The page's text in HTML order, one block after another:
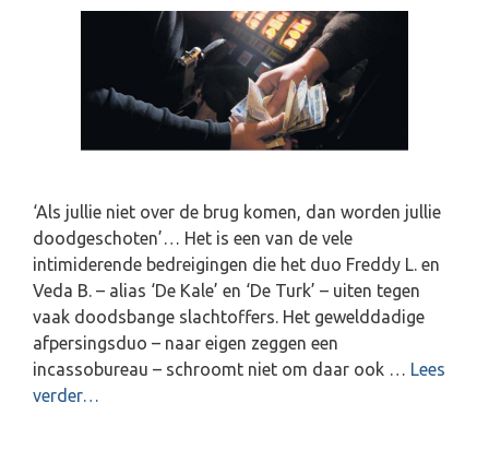
‘Als jullie niet over de brug komen, dan worden jullie
doodgeschoten’… Het is een van de vele
intimiderende bedreigingen die het duo Freddy L. en
Veda B. – alias ‘De Kale’ en ‘De Turk’ – uiten tegen
vaak doodsbange slachtoffers. Het gewelddadige
afpersingsduo – naar eigen zeggen een
incassobureau – schroomt niet om daar ook … Lees
verder…